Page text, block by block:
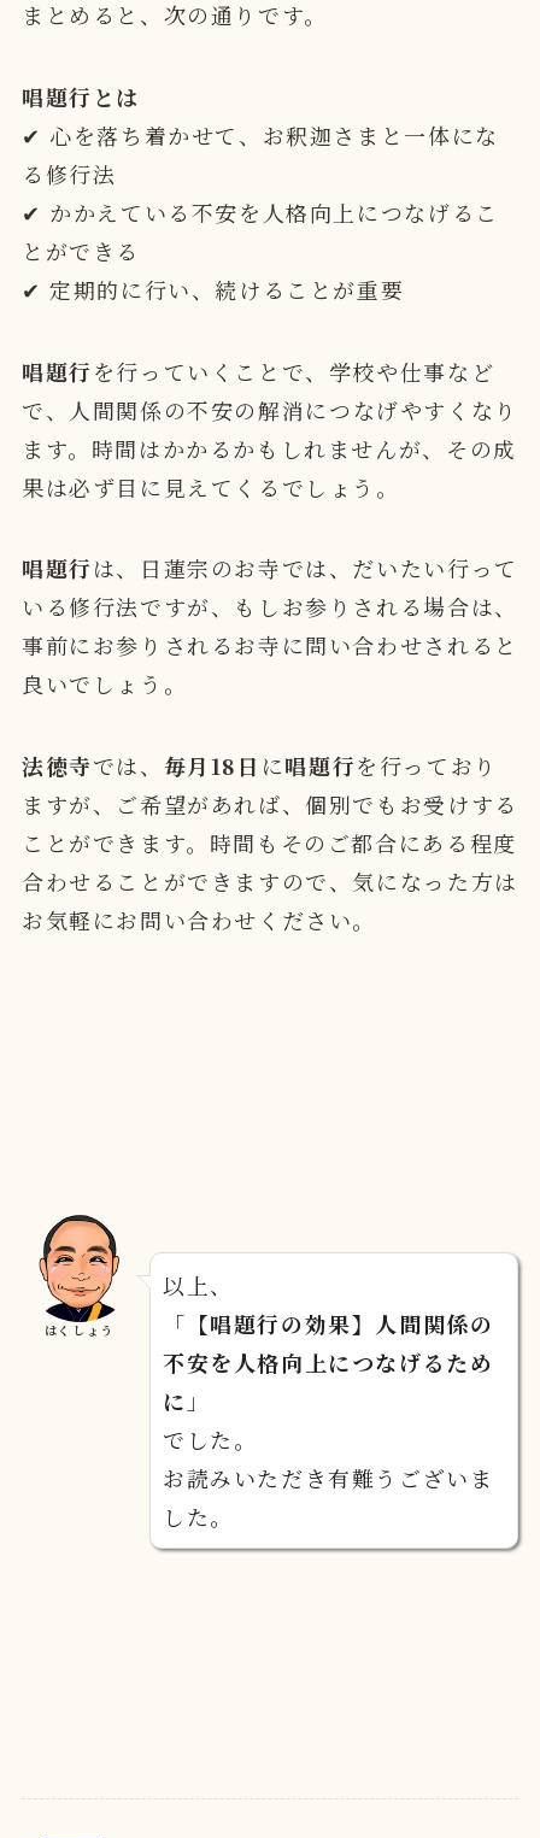
まとめると、次の通りです。
唱題行とは
✔ 心を落ち着かせて、お釈迦さまと一体にな
る修行法
✔ かかえている不安を人格向上につなげるこ
とができる
✔ 定期的に行い、続けることが重要
唱題行を行っていくことで、学校や仕事など
で、
人間関係の不安の解消につなげやすくなり
ます。時間はかかるかもしれませんが、その成
果は必ず目に見えてくるでしょう。
唱題行は、日蓮宗のお寺では、だいたい行って
いる修行法ですが、もしお参りされる場合は、
事前にお参りされるお寺に問い合わせされると
良いでしょう。
法徳寺では、 毎月18日 に唱題行を行っており
ますが、ご希望があれば、個別でもお受けする
ことができます。時間もそのご都合にある程度
合わせることができますので、気になった方は
お気軽にお問い合わせください。
はくしょう
以上、
「 【唱題行の効果】人間関係の
不安を人格向上につなげるため
に 」
でした。
お読みいただき有難うございま
した。